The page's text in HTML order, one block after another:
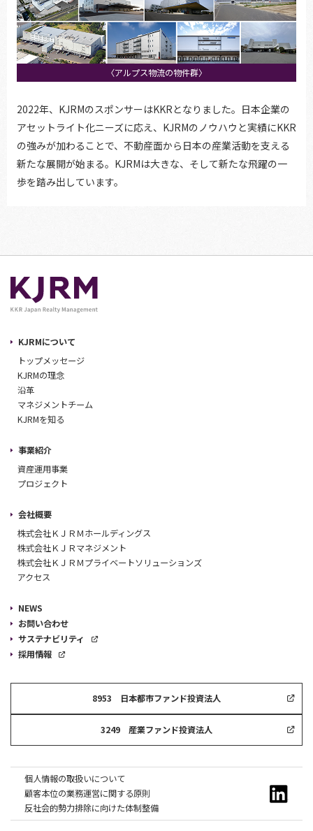
〈アルプス物流の物件群〉
2022年、KJRMのスポンサーはKKRとなりました。日本企業の
アセットライト化ニーズに応え、KJRMのノウハウと実績にKKR
の強みが加わることで、不動産面から日本の産業活動を支える
新たな展開が始まる。KJRMは大きな、そして新たな飛躍の一
歩を踏み出しています。
KJRMについて
トップメッセージ
KJRMの理念
沿革
マネジメントチーム
KJRMを知る
事業紹介
資産運用事業
プロジェクト
会社概要
株式会社ＫＪＲＭホールディングス
株式会社ＫＪＲマネジメント
株式会社ＫＪＲＭプライベートソリューションズ
アクセス
NEWS
お問い合わせ
サステナビリティ
採用情報
8953 日本都市ファンド投資法人
3249 産業ファンド投資法人
個人情報の取扱いについて
顧客本位の業務運営に関する原則
反社会的勢力排除に向けた体制整備